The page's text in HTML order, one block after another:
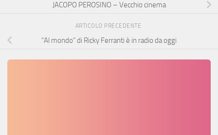
JACOPO PEROSINO – Vecchio cinema
ARTICOLO PRECEDENTE
“Al mondo” di Ricky Ferranti è in radio da oggi